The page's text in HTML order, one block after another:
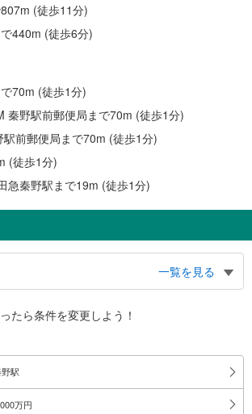
(徒歩11分)
440m (徒歩6分)
70m (徒歩1分)
秦野駅前郵便局まで70m (徒歩1分)
前郵便局まで70m (徒歩1分)
(徒歩1分)
急秦野駅まで19m (徒歩1分)
一覧を見る
○
Ｆ⇔１Ｆ
たら条件を変更しよう！
駅
万円